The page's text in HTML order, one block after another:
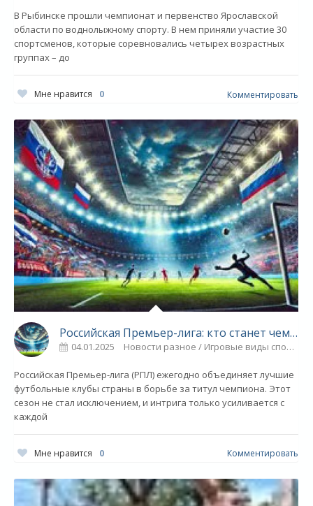
В Рыбинске прошли чемпионат и первенство Ярославской
области по воднолыжному спорту. В нем приняли участие 30
спортсменов, которые соревновались четырех возрастных
группах – до
Мне нравится 0 Комментировать
Российская Премьер-лига: кто станет чемпионом в этом сезоне - «Ярославский спорт»
04.01.2025 Новости разное / Игровые виды спорта / ФУТБОЛ / Прыжки в воду / Борьба / ТРАНСФЕРЫ / Плавание / Другие виды спорта / ЛИГА ЧЕМПИОНОВ / Фигурное катание / СТАТЬИ / Спорт
Российская Премьер-лига (РПЛ) ежегодно объединяет лучшие
футбольные клубы страны в борьбе за титул чемпиона. Этот
сезон не стал исключением, и интрига только усиливается с
каждой
Мне нравится 0 Комментировать